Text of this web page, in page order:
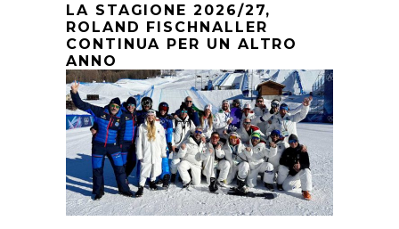
LA STAGIONE 2026/27,
ROLAND FISCHNALLER
CONTINUA PER UN ALTRO
ANNO